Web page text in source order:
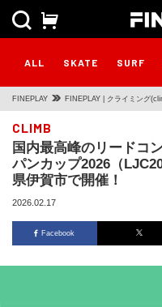
ALL SKATE SURF
FINEPLAY FINEPLAY | クライミング
CLIMB
国内最高峰のリードコ
パンカップ2026（
県伊賀市で開催！
2026.02.17
Facebook